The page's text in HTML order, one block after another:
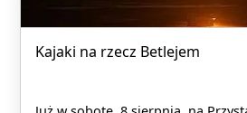
Kajaki na rzecz Betlejem